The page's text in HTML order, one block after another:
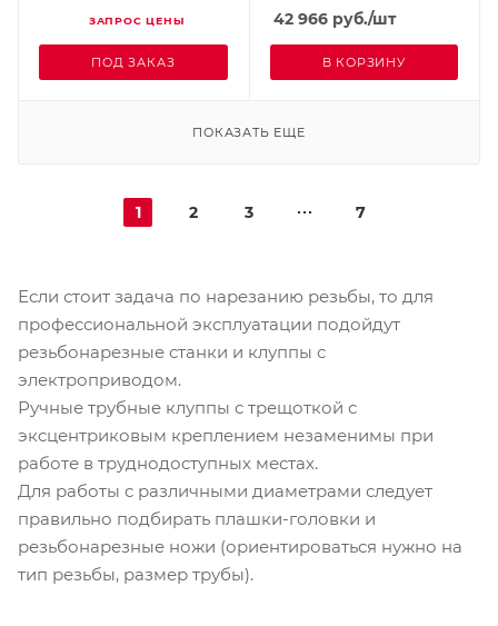
ЗАПРОС ЦЕНЫ
ПОД ЗАКАЗ
42 966руб./шт
В КОРЗИНУ
ПОКАЗАТЬ ЕЩЕ
1 2 3 7
Если стоит задача по нарезанию резьбы, то для
профессиональной эксплуатации подойдут
резьбонарезные станки и клуппы с
электроприводом.
Ручные трубные клуппы с трещоткой с
эксцентриковым креплением незаменимы при
работе в труднодоступных местах.
Для работы с различными диаметрами следует
правильно подбирать плашки-головки и
резьбонарезные ножи (ориентироваться нужно на
тип резьбы, размер трубы).